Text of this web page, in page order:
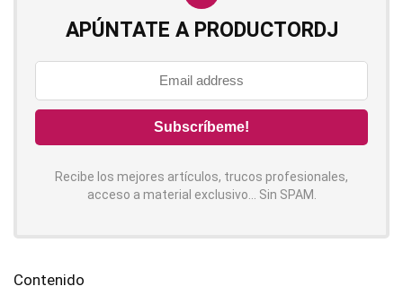
APÚNTATE A PRODUCTORDJ
Recibe los mejores artículos, trucos profesionales,
acceso a material exclusivo... Sin SPAM.
Contenido